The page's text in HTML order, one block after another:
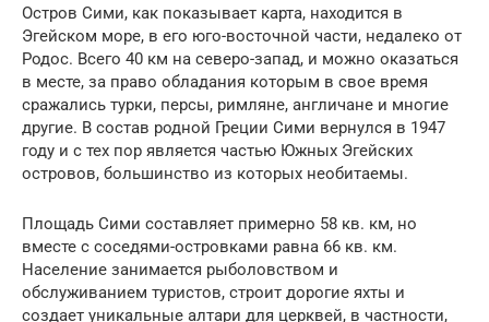
Остров Сими, как показывает карта, находится в
Эгейском море, в его юго-восточной части, недалеко от
Родос. Всего 40 км на северо-запад, и можно оказаться
в месте, за право обладания которым в свое время
сражались турки, персы, римляне, англичане и многие
другие. В состав родной Греции Сими вернулся в 1947
году и с тех пор является частью Южных Эгейских
островов, большинство из которых необитаемы.
Площадь Сими составляет примерно 58 кв. км, но
вместе с соседями-островками равна 66 кв. км.
Население занимается рыболовством и
обслуживанием туристов, строит дорогие яхты и
создает уникальные алтари для церквей, в частности,